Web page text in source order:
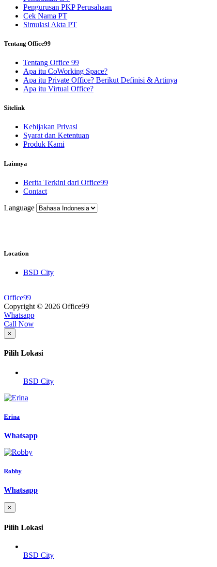
Pengurusan PKP Perusahaan
Cek Nama PT
Simulasi Akta PT
Tentang Office99
Tentang Office 99
Apa itu CoWorking Space?
Apa itu Private Office? Berikut Definisi & Artinya
Apa itu Virtual Office?
Sitelink
Kebijakan Privasi
Syarat dan Ketentuan
Produk Kami
Lainnya
Berita Terkini dari Office99
Contact
Language
Location
BSD City
Office99
Copyright © 2026 Office99
Whatsapp
Call Now
×
Pilih Lokasi
BSD City
Erina
Whatsapp
Robby
Whatsapp
×
Pilih Lokasi
BSD City